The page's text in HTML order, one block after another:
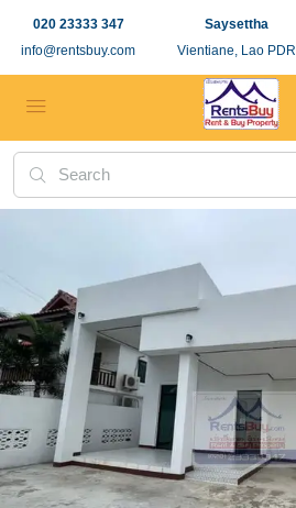
020 23333 347
info@rentsbuy.com
Saysettha
Vientiane, Lao PDR